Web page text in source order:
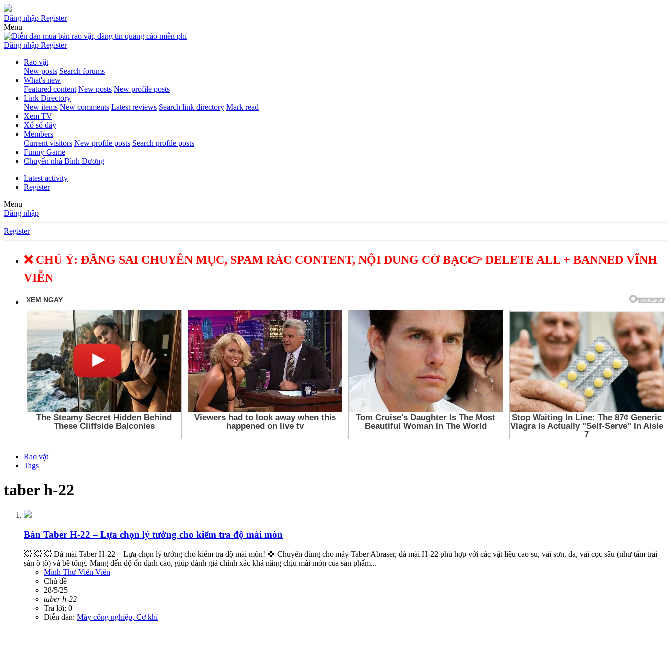
Đăng nhập Register
Menu
Đăng nhập Register
Rao vặt
New posts Search forums
What's new
Featured content New posts New profile posts
Link Directory
New items New comments Latest reviews Search link directory Mark read
Xem TV
Xổ số đây
Members
Current visitors New profile posts Search profile posts
Funny Game
Chuyển nhà Bình Dương
Latest activity
Register
Menu
Đăng nhập
Register
❌ CHÚ Ý: ĐĂNG SAI CHUYÊN MỤC, SPAM RÁC CONTENT, NỘI DUNG CỜ BẠC👉 DELETE ALL + BANNED VĨNH
VIỄN
Rao vặt
Tags
taber h-22
Bán Taber H-22 – Lựa chọn lý tưởng cho kiểm tra độ mài mòn
💥 💥 💥 Đá mài Taber H-22 – Lựa chọn lý tưởng cho kiểm tra độ mài mòn! 🍀 Chuyên dùng cho máy Taber Abraser, đá mài H-22 phù hợp với các vật liệu cao su, vải sơn, da, vải cọc sâu (như tấm trải
sàn ô tô) và bê tông. Mang đến độ ổn định cao, giúp đánh giá chính xác khả năng chịu mài mòn của sản phẩm...
Minh Thư Viên Viên
Chủ đề
28/5/25
taber h-22
Trả lời: 0
Diễn đàn: Máy công nghiệp, Cơ khí